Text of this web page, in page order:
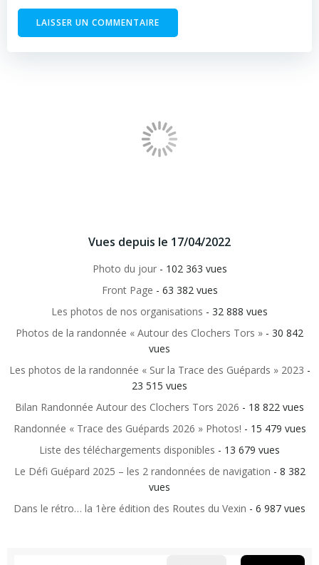
Vues depuis le 17/04/2022
Photo du jour- 102 363 vues
Front Page - 63 382 vues
Les photos de nos organisations - 32 888 vues
Photos de la randonnée « Autour des Clochers Tors » - 30 842
vues
Les photos de la randonnée « Sur la Trace des Guépards » 2023 -
23 515 vues
Bilan Randonnée Autour des Clochers Tors 2026 - 18 822 vues
Randonnée « Trace des Guépards 2026 » Photos! - 15 479 vues
Liste des téléchargements disponibles - 13 679 vues
Le Défi Guépard 2025 – les 2 randonnées de navigation - 8 382
vues
Dans le rétro… la 1ère édition des Routes du Vexin - 6 987 vues